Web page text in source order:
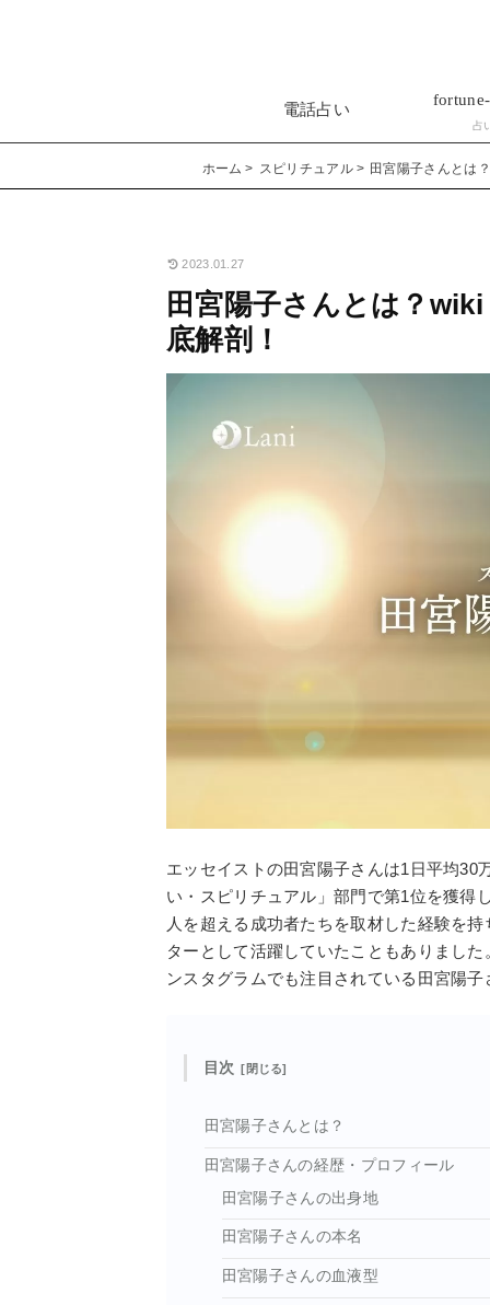
電話占い
占
ホーム スピリチュアル 田宮陽子さんとは
2023.01.27
田宮陽子さんとは？
底解剖！
エッセイストの田宮陽子さんは1日平均30
い・スピリチュアル」部門で第1位を獲得
人を超える成功者たちを取材した経験を
ターとして活躍していたこともありまし
ンスタグラムでも注目されている田宮陽
目次
田宮陽子さんとは？
田宮陽子さんの経歴・プロフィール
田宮陽子さんの出身地
田宮陽子さんの本名
田宮陽子さんの血液型